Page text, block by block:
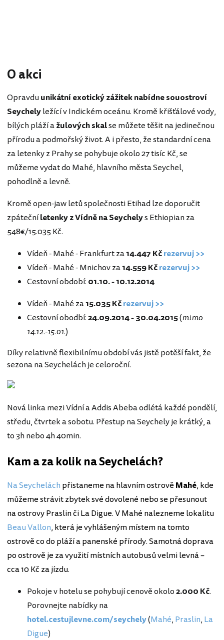
O akci
Opravduunikátní exotický zážitek nabídne souostroví
Seychelyležící v Indickém oceánu. Kromě křišťálové vody,
bílých pláží ažulových skalse můžete těšit na jedinečnou
přírodu a podmořský život. A i přesto, že standardní cena
za letenky z Prahy se pohybuje okolo 27 tisíc Kč, se
můžeme vydat do Mahé, hlavního města Seychel,
pohodlně a levně.
Kromě open-jaw letů společnosti Etihad lze doporučit
zpátečníletenky z Vídně na Seychelys Ethiopian za
548€/15.035 Kč.
Vídeň - Mahé - Frankfurt za14.447 Kčrezervuj >>
Vídeň - Mahé - Mnichov za14.559 Kčrezervuj >>
Cestovní období: 01.10. - 10.12.2014
Vídeň - Mahé za15.035 Kčrezervuj >>
Cestovní obodbí:24.09.2014 - 30.04.2015(mimo
14.12.-15.01.)
Díky relativně flexibilnímu období vás jistě potěší fakt, že
sezona na Seychelách je celoroční.
Nová linka mezi Vídní a Addis Abeba odlétá každé pondělí,
středu, čtvrtek a sobotu. Přestup na Seychely je krátký, a
to 3h nebo 4h 40min.
Kam a za kolik na Seychelách?
Na Seychelách přistaneme na hlavním ostrově Mahé, kde
můžeme strávit zbytek své dovolené nebo se přesunout
na ostrovy Praslin či La Digue. V Mahé nalezneme lokalitu
Beau Vallon, která je vyhlášeným místem na tomto
ostrově co do pláží a panenské přírody. Samotná doprava
po ostrově je za využití místních autobusů velmi levná –
cca 10 Kč za jízdu.
Pokoje v hotelu se pohybují cenově okolo2.000 Kč.
Porovnejte nabídky na
hotel.cestujlevne.com/seychely(Mahé, Praslin, La
Digue)